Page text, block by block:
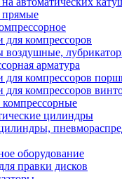
для компрессоров
воздушные,
арматура
для компрессоров
для компрессоров
компрессорные
цилиндры
оборудование
правки дисков